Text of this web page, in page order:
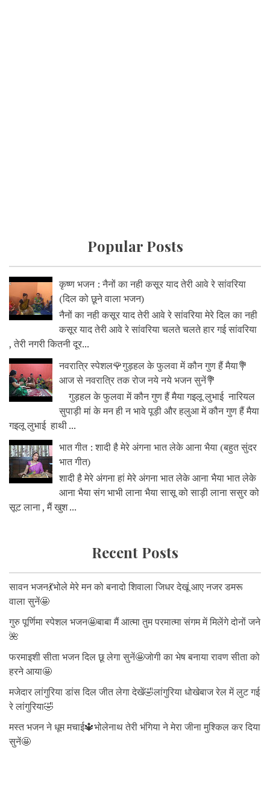
Popular Posts
कृष्ण भजन : नैनों का नही कसूर याद तेरी आवे रे सांवरिया
(दिल को छूने वाला भजन)
नैनों का नही कसूर याद तेरी आवे रे सांवरिया मेरे दिल का नही
कसूर याद तेरी आवे रे सांवरिया चलते चलते हार गई सांवरिया
, तेरी नगरी कितनी दूर...
नवरात्रि स्पेशल🌹गुड़हल के फुलवा में कौन गुण हैं मैया💐
आज से नवरात्रि तक रोज नये नये भजन सुनें💐
गुड़हल के फुलवा में कौन गुण हैं मैया गइलू लुभाई नारियल
सुपाड़ी मां के मन ही न भावे पूड़ी और हलुआ में कौन गुण हैं मैया
गइलू लुभाई हाथी ...
भात गीत : शादी है मेरे अंगना भात लेके आना भैया (बहुत सुंदर
भात गीत)
शादी है मेरे अंगना हां मेरे अंगना भात लेके आना भैया भात लेके
आना भैया संग भाभी लाना भैया सासू को साड़ी लाना ससुर को
सूट लाना , मैं खुश ...
Recent Posts
सावन भजन💃भोले मेरे मन को बनादो शिवाला जिधर देखूं आए नजर डमरू
वाला सुनें🤩
गुरु पूर्णिमा स्पेशल भजन🤩बाबा मैं आत्मा तुम परमात्मा संगम में मिलेंगे दोनों जने
🌺
फरमाइशी सीता भजन दिल छू लेगा सुनें🤩जोगी का भेष बनाया रावण सीता को
हरने आया🤩
मजेदार लांगुरिया डांस दिल जीत लेगा देखें🤣लांगुरिया धोखेबाज रेल में लुट गई
रे लांगुरिया🤣
मस्त भजन ने धूम मचाई🔱भोलेनाथ तेरी भंगिया ने मेरा जीना मुश्किल कर दिया
सुनें🤩